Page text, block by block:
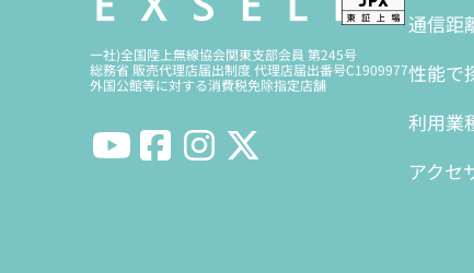
一社)全国陸上無線協会関東支部会員 第245号
総務省 販売代理店届出制度 代理店届出番号C1909977
外国公館等に対する消費税免除指定店舗
通信距
性能で
利用業
アクセ